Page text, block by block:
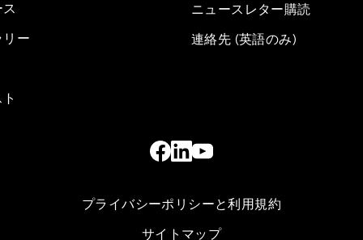
リー
ニュースレター購読
連絡先 (英語のみ)
プライバシーポリシーと利用規約
サイトマップ